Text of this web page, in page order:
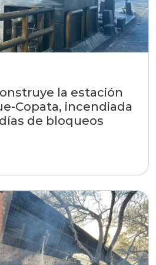
la estación
Copata, incendiada
de bloqueos